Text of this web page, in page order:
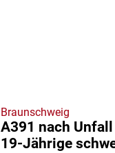
Braunschweig
A391 nach
19-Jährige